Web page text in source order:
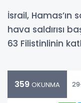
İsrail, Hamas’ın
hava saldırısı
63 Filistinlinin
359 OKUNMA